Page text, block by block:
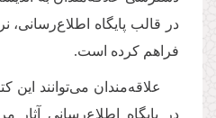
در قالب پایگاه اطلاع‌رسانی،
فراهم كرده است.
علاقه‌مندان می‌توانند اين
در پایگاه اطلاع‌رسانی